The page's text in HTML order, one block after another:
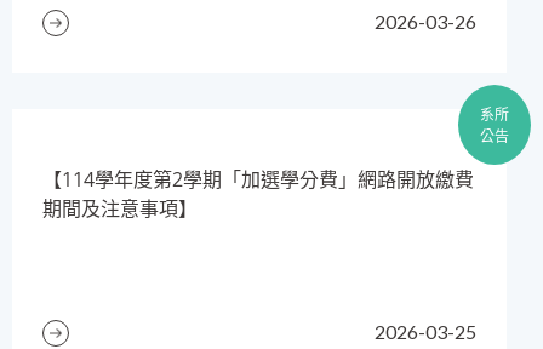
2026-03-26
系所
公告
2026-03-25
​【114學年度第2學期「加選學分費」網路開放繳費
期間及注意事項】